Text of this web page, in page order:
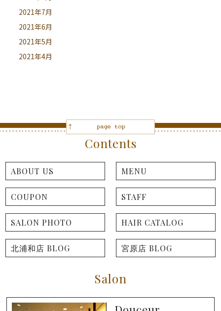
2021年7月
2021年6月
2021年5月
2021年4月
Contents
ABOUT US MENU
COUPON STAFF
SALON PHOTO HAIR CATALOG
北浦和店 BLOG 宮原店 BLOG
Salon